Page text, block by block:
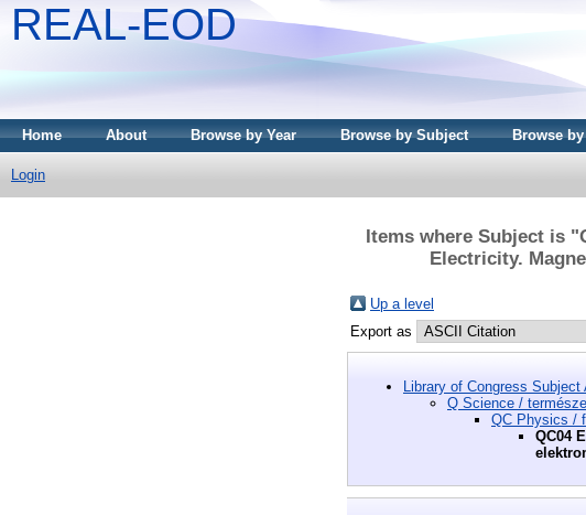
REAL-EOD
Home About Browse by Year Browse by Subject Browse
Login
Items where Subject is
Electricity.
Up a level
Export as
Library of Congress Subject
Q Science /
QC Physics /
QC04